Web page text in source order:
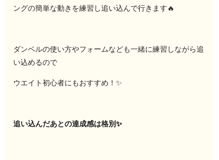
ングの簡単な動きを練習し追い込んで行きます🔥
ダンベルの使い方やフォームなども一緒に練習しながら追
い込めるので
ウエイト初心者にもおすすめ！✨
追い込んだあとの達成感は格別✨